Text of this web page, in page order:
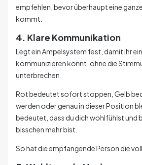
empfehlen, bevor überhaupt eine
kommt.
4. Klare Kommunikation
Legt ein Ampelsystem fest, damit ihr
kommunizieren könnt, ohne die
unterbrechen.
Rot bedeutet sofort stoppen, Gelb
werden oder genau in dieser Position
bedeutet, dass du dich wohlfühlst und
bisschen mehr bist.
So hat die empfangende Person die